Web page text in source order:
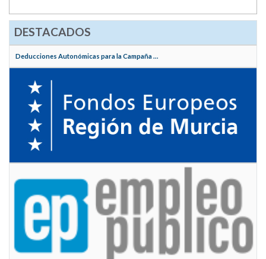
DESTACADOS
Deducciones Autonómicas para la Campaña ...